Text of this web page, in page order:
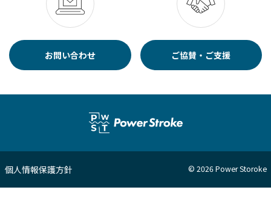
お問い合わせ ご協賛・ご支援
個人情報保護方針 © 2026 Power Storoke